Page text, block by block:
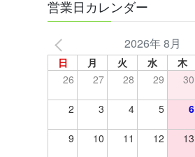
営業日カレンダー
2026年 8月
日 月 火 水 木
26
27 28 29 30
2 3 4 5 6
9 10 11 12 13